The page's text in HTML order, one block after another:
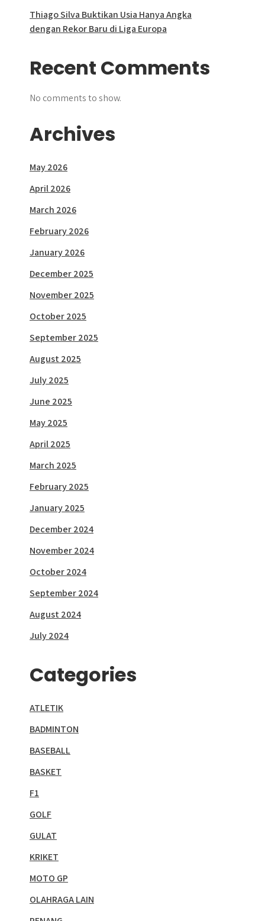
Thiago Silva Buktikan Usia Hanya Angka
dengan Rekor Baru di Liga Europa
Recent Comments
No comments to show.
Archives
May 2026
April 2026
March 2026
February 2026
January 2026
December 2025
November 2025
October 2025
September 2025
August 2025
July 2025
June 2025
May 2025
April 2025
March 2025
February 2025
January 2025
December 2024
November 2024
October 2024
September 2024
August 2024
July 2024
Categories
ATLETIK
BADMINTON
BASEBALL
BASKET
F1
GOLF
GULAT
KRIKET
MOTO GP
OLAHRAGA LAIN